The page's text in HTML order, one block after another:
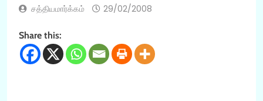
சத்தியமார்க்கம் 29/02/2008
Share this: